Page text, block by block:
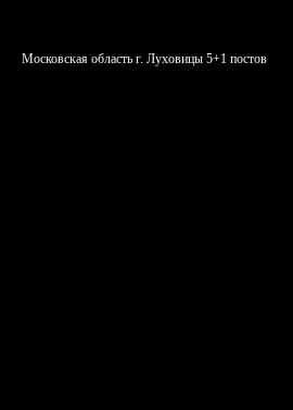
Московская область г. Луховицы 5+1 постов